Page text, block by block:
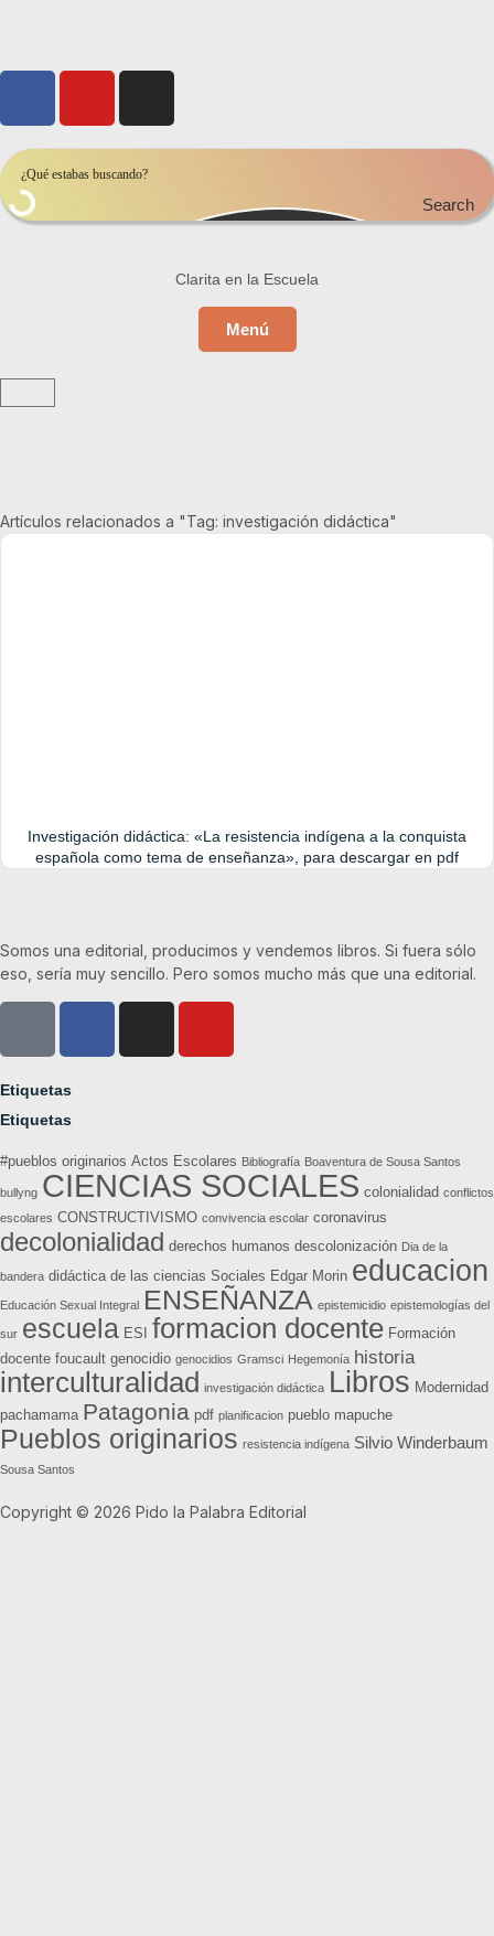
Search
Clarita en la Escuela
Menú
Artículos relacionados a "Tag: investigación didáctica"
Investigación didáctica: «La resistencia indígena a la conquista
española como tema de enseñanza», para descargar en pdf
Somos una editorial, producimos y vendemos libros. Si fuera sólo
eso, sería muy sencillo. Pero somos mucho más que una editorial.
Etiquetas
Etiquetas
#pueblos originarios Actos Escolares Bibliografía Boaventura de Sousa Santos
bullyng CIENCIAS SOCIALES colonialidad conflictos
escolares CONSTRUCTIVISMO convivencia escolar coronavirus
decolonialidad derechos humanos descolonización Dia de la
bandera didáctica de las ciencias Sociales Edgar Morin educacion
Educación Sexual Integral ENSEÑANZA epistemicidio epistemologías del
sur escuela ESI formacion docente Formación
docente foucault genocidio genocidios Gramsci Hegemonía historia
interculturalidad investigación didáctica Libros Modernidad
pachamama Patagonia pdf planificacion pueblo mapuche
Pueblos originarios resistencia indígena Silvio Winderbaum
Sousa Santos
Copyright © 2026 Pido la Palabra Editorial